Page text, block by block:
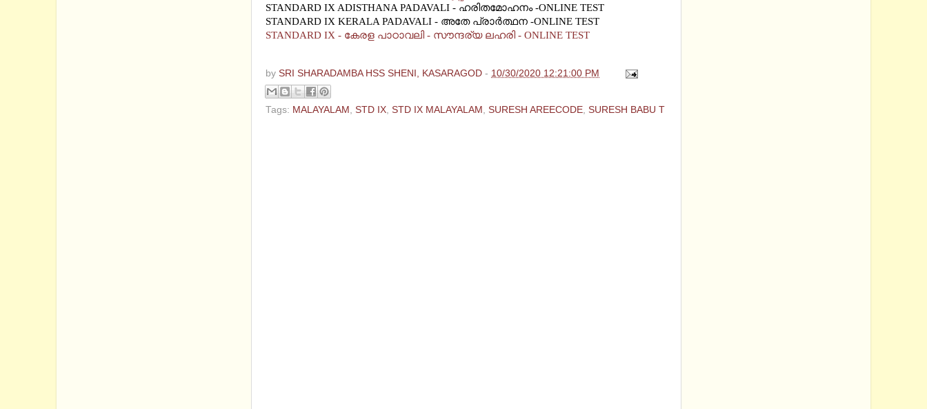
STANDARD IX ADISTHANA PADAVALI - ഹരിതമോഹനം -ONLINE TEST
STANDARD IX KERALA PADAVALI - അതേ പ്രാര്‍ത്ഥന -ONLINE TEST
STANDARD IX - കേരള പാഠാവലി - സൗന്ദര്യ ലഹരി - ONLINE TEST
by SRI SHARADAMBA HSS SHENI, KASARAGOD - 10/30/2020 12:21:00 PM
Tags: MALAYALAM , STD IX, STD IX MALAYALAM , SURESH AREECODE, SURESH BABU T